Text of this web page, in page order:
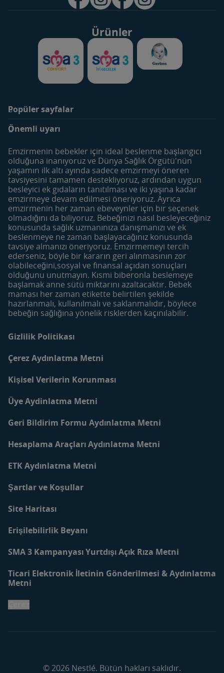
Ürünler
Popüler sayfalar
SMA Optipro 3
SMA Comfort 3
SMA İyi Geceler 3
Gerber
Devam Sütleri
Çocuk Devam Sütleri
Meyve ve Sebze Püreleri
Besleyici Atıştırmalıklar
Dönemler
Hamilelik Öncesi
Hamilelik
0-6 Aylık Bebek
6-12 Aylık Bebek
12-24 Aylık Bebek
Araçlar
Bebek İsim Sözlüğü
Yumurtlama Dönemi
Hesaplama
Haftalık Doğum Takvimi
Tarif Bulucu
Makale Bulucu
Faydalı İçerikler
Bebek Bakımı
Anne ve Bebekler için
Blog
Mom&Me Kulübü
Kulübü Katıl | Giriş Yap
Önemli uyarı
Emzirmenin bebekler için ideal beslenme başlangıcı
olduğuna inanıyoruz ve Dünya Sağlık Örgütü'nün
yaşamın ilk altı ayında sadece emzirmeyi öneren
tavsiyesini tamamen destekliyoruz, ardından uygun
besleyici ek gıdaların tanıtılması ve iki yaşına kadar
emzirmeye devam edilmesi öneriyoruz. Ayrıca
emzirmenin her zaman ebeveynler için bir seçenek
olmadığını da biliyoruz. Bebeğinizi nasıl besleyeceğiniz
konusunda sağlık uzmanınıza danışmanızı ve ek
beslenmeye ne zaman başlayacağınız konusunda
tavsiye almanızı öneriyoruz. Emzirmemeyi tercih
ederseniz, böyle bir kararın geri alınmasının zor
olabileceğini,sosyal ve finansal açıdan sonuçları
olduğunu unutmayın. Kısmi biberonla beslemeye
başlamak anne sütü miktarını azaltacaktır. Bebek
maması her zaman etikette belirtilen şekilde
hazırlanmalı, kullanılmalı ve saklanmalıdır, böylece
bebeğin sağlığına yönelik risklerden kaçınılabilir.
Gizlilik Politikası
Çerez Aydınlatma Metni
Kişisel Verilerin Korunması
Üye Aydinlatma Metni
Geri Bildirim Formu Aydınlatma Metni
Hesaplama Araçları Aydınlatma Metni
ETK Aydınlatma Metni
Şartlar ve Koşullar
Site Haritası
Erişilebilirlik Beyanı
SMA 3 Kampanyası Yurtdışı Açık Rıza Metni
Ticari Elektronik İletinin Gönderilmesi & Aydınlatma
Metni
© 2026 Nestlé. Bütün hakları saklıdır.